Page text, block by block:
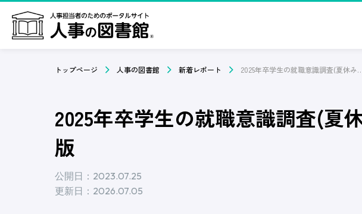
トップページ 人事の図書館 新着レポート 2025年卒学生の就職意識調査(夏休み
2025年卒学生の就職意識調査(夏
版
公開日：2023.07.25
更新日：2026.07.05